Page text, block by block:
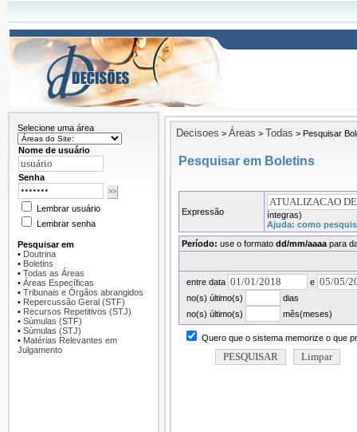
Selecione uma área
Nome de usuário
Senha
Lembrar usuário
Lembrar senha
Pesquisar em
• Doutrina
• Boletins
• Todas as Áreas
• Áreas Específicas
• Tribunais e Órgãos abrangidos
• Repercussão Geral (STF)
• Recursos Repetitivos (STJ)
• Súmulas (STF)
• Súmulas (STJ)
• Matérias Relevantes em
Julgamento
Decisoes > Áreas > Todas > Pesquisar
Pesquisar em Boletins
Expressão
íntegras)
Ajuda: como
Período: use o formato dd/mm/aaaa para
entre data
e
no(s) último(s)
dias
no(s) último(s)
mês(meses)
Quero que o sistema memorize o que